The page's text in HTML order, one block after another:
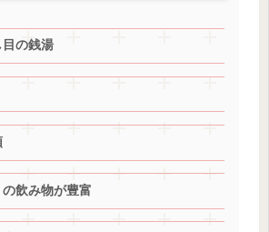
の銭湯
飲み物が豊富